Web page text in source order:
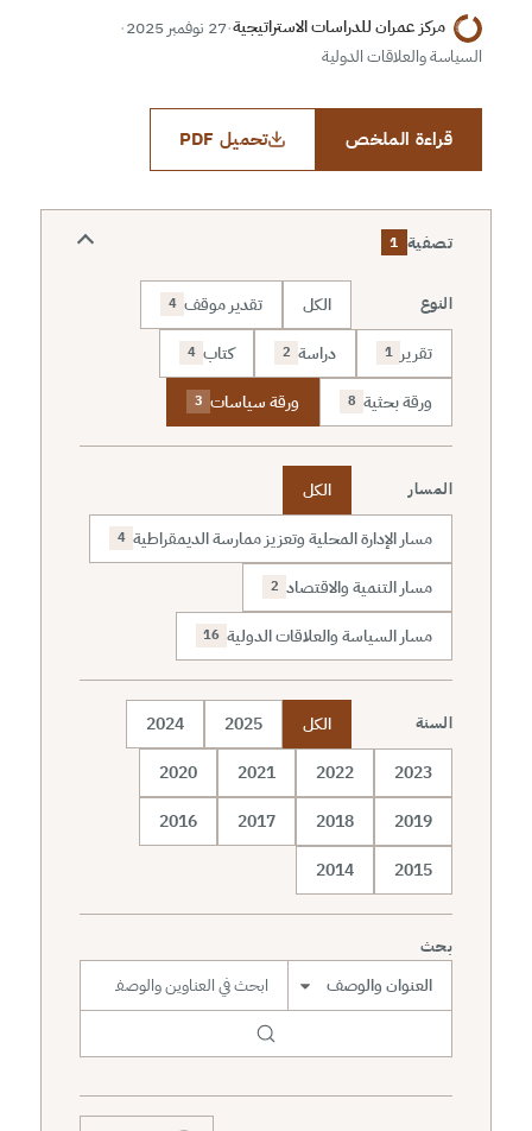
مركز عمران للدراسات الاستراتيجية·27 نوفمبر 2025
·
السياسة والعلاقات الدولية
قراءة الملخص تحميل PDF
تصفية 1
النوع الكل تقدير موقف 4
تقرير 1 دراسة 2 كتاب 4
ورقة بحثية 8 ورقة سياسات 3
المسار
الكل
مسار الإدارة المحلية وتعزيز ممارسة الديمقراطية 4
مسار التنمية والاقتصاد 2
مسار السياسة والعلاقات الدولية 16
السنة الكل 2025
2024
2023
2022
2021
2020
2019
2018
2017
2016
2015
2014
بحث